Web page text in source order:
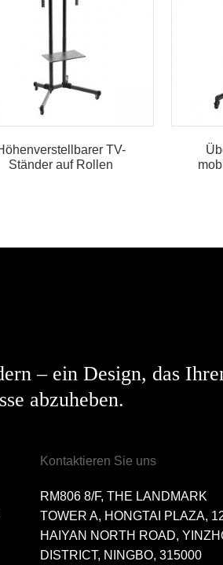
TV-
Ständer auf Rollen
– ein Design, das
abzuheben.
Kontaktieren Sie uns
RM806 8/F, THE LANDMARK
TOWER A, HONGTAI PLAZA,
HAIYAN NORTH ROAD,
DISTRICT, NINGBO, 315000